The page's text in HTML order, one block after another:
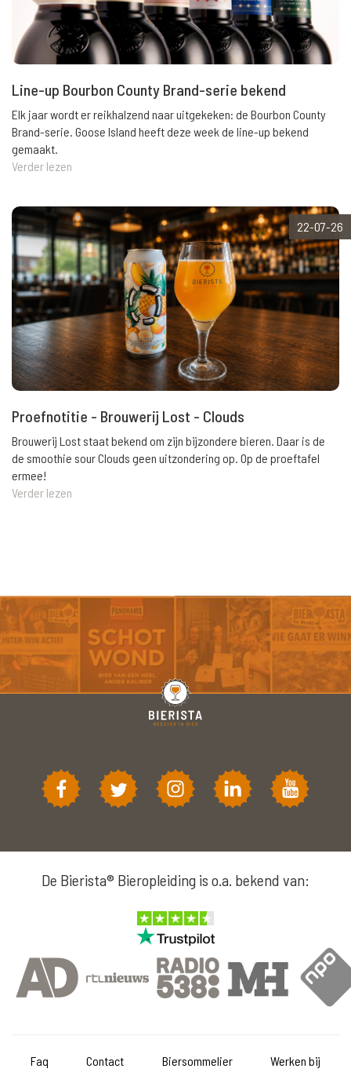
Line-up Bourbon County Brand-serie bekend
Elk jaar wordt er reikhalzend naar uitgekeken: de Bourbon County
Brand-serie. Goose Island heeft deze week de line-up bekend
gemaakt.
Verder lezen
22-07-26
Proefnotitie - Brouwerij Lost - Clouds
Brouwerij Lost staat bekend om zijn bijzondere bieren. Daar is de
de smoothie sour Clouds geen uitzondering op. Op de proeftafel
ermee!
Verder lezen
De Bierista® Bieropleiding is o.a. bekend van:
Faq Contact Biersommelier Werken bij